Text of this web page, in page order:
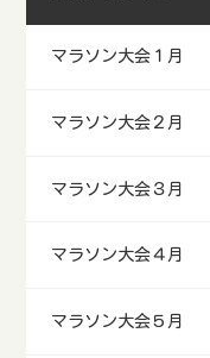
マラソン大会１月
マラソン大会２月
マラソン大会３月
マラソン大会４月
マラソン大会５月